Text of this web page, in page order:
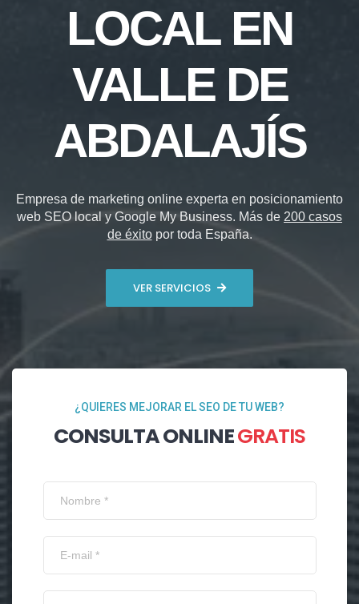
LOCAL EN
VALLE DE
ABDALAJÍS
Empresa de marketing online experta en posicionamiento
web SEO local y Google My Business. Más de 200 casos
de éxitopor toda España.
VER SERVICIOS
¿QUIERES MEJORAR EL SEO DE TU WEB?
CONSULTA ONLINEGRATIS